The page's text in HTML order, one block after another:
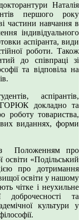
Наталія
першого року
частини навчання в
індивідуального
аспіранта, види
роботи. Також
до співпраці зі
та відповіла на
аспірантів,
ГОРЮК докладно та
роботу товариства,
виданнях, форми
Положенням про
освіти «Подільський
про дотримання
освіти у нашому
чітке і неухильне
доброчесності та
культури у